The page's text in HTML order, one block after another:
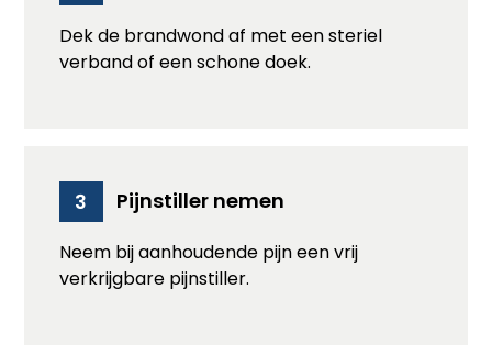
Dek de brandwond af met een steriel
verband of een schone doek.
3 Pijnstiller nemen
Neem bij aanhoudende pijn een vrij
verkrijgbare pijnstiller.